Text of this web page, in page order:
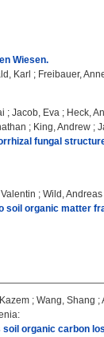
Wiesen.
Karl ; Freibauer,
; Jacob, Eva ; Heck,
; King, Andrew ;
fungal
; Wild, Andreas
soil organic matter
; Wang, Shang ;
:
organic carbon